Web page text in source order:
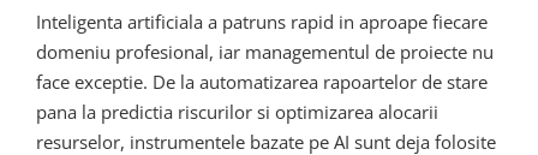
Inteligenta artificiala a patruns rapid in aproape fiecare
domeniu profesional, iar managementul de proiecte nu
face exceptie. De la automatizarea rapoartelor de stare
pana la predictia riscurilor si optimizarea alocarii
resurselor, instrumentele bazate pe AI sunt deja folosite